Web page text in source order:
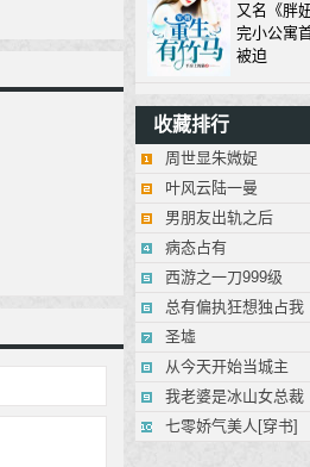
又名《胖
完小公寓
被迫
1930来
模特，想
有幸
在全是
我一个人
死了拿出
最强渔民
我就是最
收藏排行
周世显朱媺娖
叶风云陆一曼
男朋友出轨之后
病态占有
西游之一刀999级
总有偏执狂想独占我
圣墟
从今天开始当城主
我老婆是冰山女总裁
七零娇气美人[穿书]